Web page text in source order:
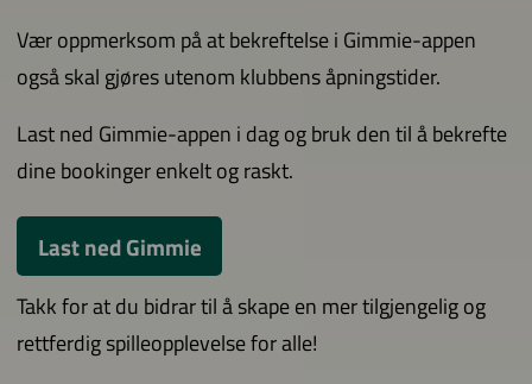
Vær oppmerksom på at bekreftelse i Gimmie-appen
også skal gjøres utenom klubbens åpningstider.
Last ned Gimmie-appen i dag og bruk den til å bekrefte
dine bookinger enkelt og raskt.
Last ned Gimmie
Takk for at du bidrar til å skape en mer tilgjengelig og
rettferdig spilleopplevelse for alle!